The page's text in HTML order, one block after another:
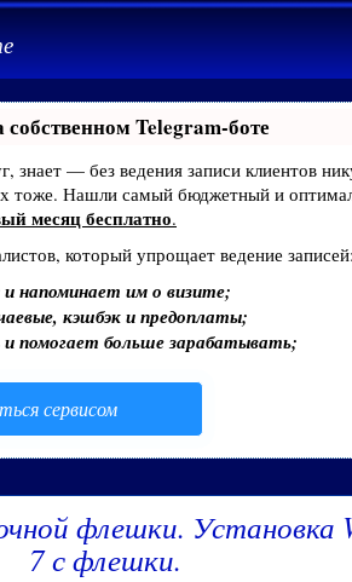
Telegram-боте
знает — без ведения записи клиентов
тоже. Нашли самый бюджетный и
месяц бесплатно.
который упрощает ведение записей:
напоминает им о визите;
кэшбэк и предоплаты;
помогает больше зарабатывать;
сервисом
флешки. Установка
7 с флешки.